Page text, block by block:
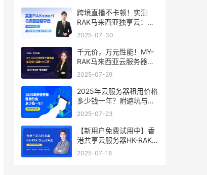
跨境直播不卡顿！实测
RAK马来西亚独享云：
1080P推流稳定，首月6
2025-07-30
千元价，万元性能！MY-
RAK马来西亚云服务器：
首月5折+免费SEO工具，
2025-07-29
2025年云服务器租用价格
多少钱一年？附避坑与省
钱攻略
2025-07-23
【新用户免费试用中】香
港共享云服务器HK-RAK
Cloud评测：低延迟、高
2025-07-18